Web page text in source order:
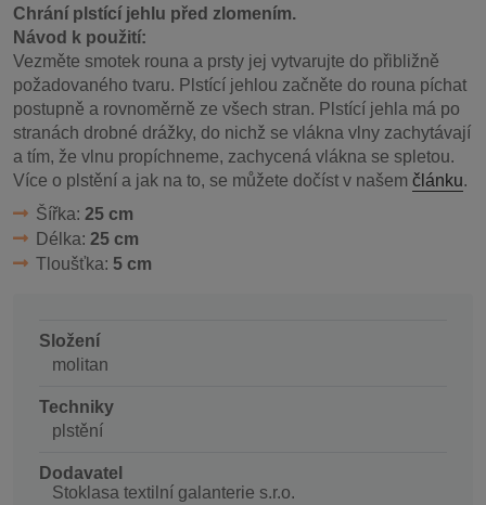
Chrání plstící jehlu před zlomením.
Návod k použití:
Vezměte smotek rouna a prsty jej vytvarujte do přibližně
požadovaného tvaru. Plstící jehlou začněte do rouna píchat
postupně a rovnoměrně ze všech stran. Plstící jehla má po
stranách drobné drážky, do nichž se vlákna vlny zachytávají
a tím, že vlnu propíchneme, zachycená vlákna se spletou.
Více o plstění a jak na to, se můžete dočíst v našem článku.
Šířka: 25 cm
Délka: 25 cm
Tloušťka: 5 cm
Složení
molitan
Techniky
plstění
Dodavatel
Stoklasa textilní galanterie s.r.o.